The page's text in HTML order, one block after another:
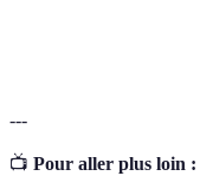
---
📺 Pour aller plus loin :